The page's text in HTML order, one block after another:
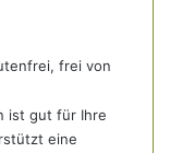
frei von
ist gut für Ihre
eine